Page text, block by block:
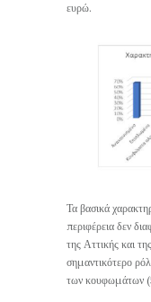
ευρώ.
Τα βασικά
περιφέρεια δεν
της Αττικής και
σημαντικότερο
των κουφωμάτων